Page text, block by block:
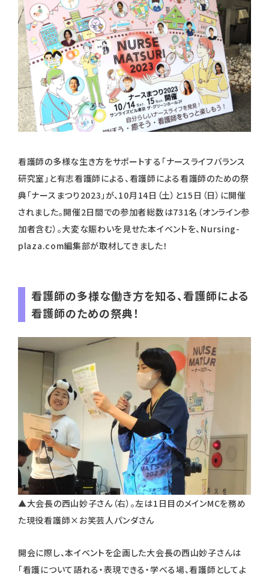
看護師の多様な生き方をサポートする「ナースライフバランス
研究室」と有志看護師による、看護師による看護師のための祭
典「ナースまつり2023」が、10月14日（土）と15日（日）に開催
されました。開催2日間での参加者総数は731名（オンライン参
加者含む）。大変な賑わいを見せた本イベントを、Nursing-
plaza.com編集部が取材してきました！
看護師の多様な働き方を知る、看護師による
看護師のための祭典！
▲大会長の西山妙子さん（右）。左は1日目のメインMCを務め
た現役看護師×お笑芸人パンダさん
開会に際し、本イベントを企画した大会長の西山妙子さんは
「看護について語れる・表現できる・学べる場、看護師としてよ